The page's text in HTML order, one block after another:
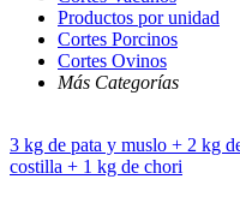
Productos por unidad
Cortes Porcinos
Cortes Ovinos
Más Categorías
3 kg de pata y muslo + 2 kg
costilla + 1 kg de chori